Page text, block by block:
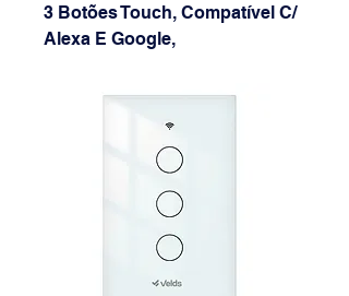
3 Botões Touch, Compatível C/
Alexa E Google,